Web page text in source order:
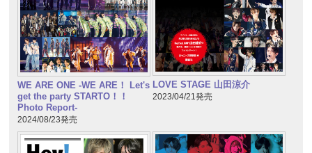
WE ARE ONE -WE ARE！ Let's
get the party STARTO！！
Photo Report-
2024/08/23発売
LOVE STAGE 山田涼介
2023/04/21発売